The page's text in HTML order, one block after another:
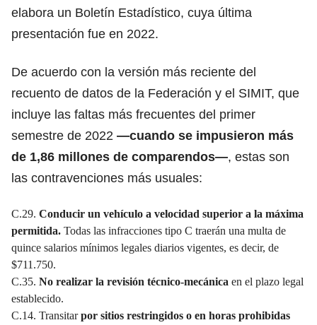
elabora un Boletín Estadístico, cuya última
presentación fue en 2022.
De acuerdo con la versión más reciente del
recuento de datos de la Federación y el SIMIT, que
incluye las faltas más frecuentes del primer
semestre de 2022 —cuando se impusieron más
de 1,86 millones de comparendos—, estas son
las contravenciones más usuales:
C.29. Conducir un vehículo a velocidad superior a la máxima
permitida. Todas las infracciones tipo C traerán una multa de
quince salarios mínimos legales diarios vigentes, es decir, de
$711.750.
C.35. No realizar la revisión técnico-mecánica en el plazo legal
establecido.
C.14. Transitarpor sitios restringidos o en horas prohibidas